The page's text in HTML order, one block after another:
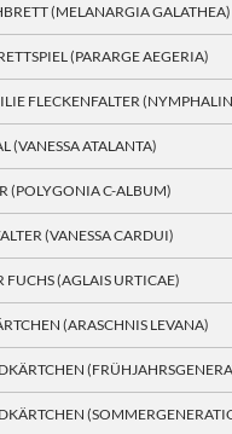
(MELANARGIA GALATHEA)
(PARARGE AEGERIA)
FLECKENFALTER
(VANESSA ATALANTA)
(POLYGONIA C-ALBUM)
(VANESSA CARDUI)
FUCHS (AGLAIS URTICAE)
(ARASCHNIS LEVANA)